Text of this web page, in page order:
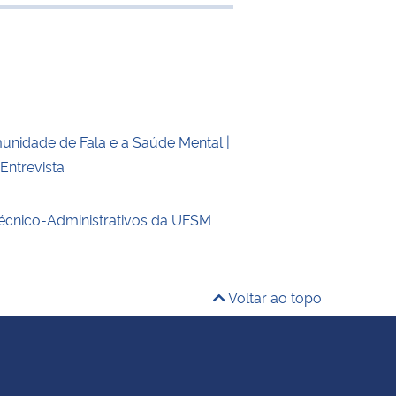
de Fala e a Saúde Mental |
Administrativos da UFSM
Voltar ao topo